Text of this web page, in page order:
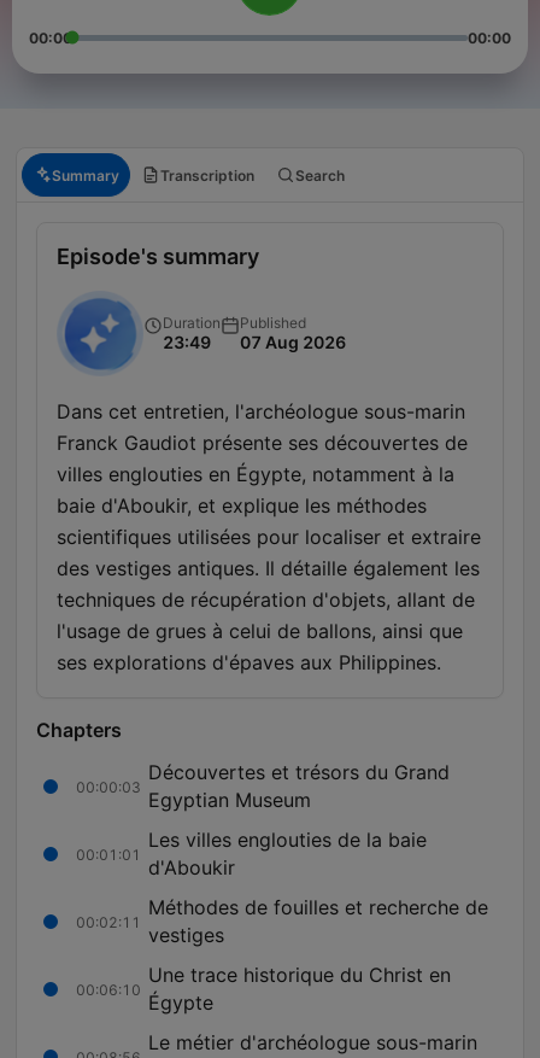
00:00 00:00
Summary Transcription Search
Episode's summary
Duration
23:49
Published
07 Aug 2026
Dans cet entretien, l'archéologue sous-marin
Franck Gaudiot présente ses découvertes de
villes englouties en Égypte, notamment à la
baie d'Aboukir, et explique les méthodes
scientifiques utilisées pour localiser et extraire
des vestiges antiques. Il détaille également les
techniques de récupération d'objets, allant de
l'usage de grues à celui de ballons, ainsi que
ses explorations d'épaves aux Philippines.
Chapters
00:00:03
Découvertes et trésors du Grand
Egyptian Museum
00:01:01
Les villes englouties de la baie
d'Aboukir
00:02:11
Méthodes de fouilles et recherche de
vestiges
00:06:10
Une trace historique du Christ en
Égypte
Le métier d'archéologue sous-marin